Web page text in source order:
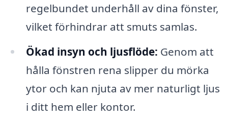
regelbundet underhåll av dina fönster,
vilket förhindrar att smuts samlas.
Ökad insyn och ljusflöde: Genom att
hålla fönstren rena slipper du mörka
ytor och kan njuta av mer naturligt ljus
i ditt hem eller kontor.